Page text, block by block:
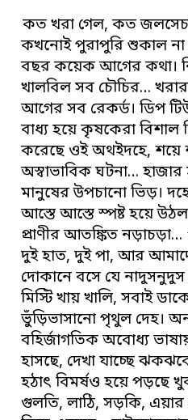
কত খরা গেল, কত জলসেচ
কখনোই পুরাপুরি শুকাল
বছর কয়েক আগের কথা।
খালবিল সব চৌচির… খরার
আগের সব রেকর্ড। ডিপ
বাধ্য হয়ে কৃষকেরা
করেছে ওই অথইদহে, শয়ে
অস্বাভাবিক ঘটনা…
মানুষের উপচানো ভিড়।
আস্তে আস্তে স্পষ্ট হয়ে
প্রাণীর আতঙ্কিত নড়াচড়া…
দুই হাত, দুই পা, আর
দোকানে বসে যে
মিস্টি খায় খালি, সবাই
ভুঁড়িভাসানো পৃথুল দেহ।
বহির্জাগতিক অবোধ্য
হাসছে, দেখা যাচ্ছে
হঠাৎ বিমর্ষও হয়ে পড়ছে
গুলতি, লাঠি, সড়কি,